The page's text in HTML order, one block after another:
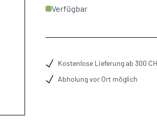
Verfügbar
Kostenlose Lieferung ab 300
Abholung vor Ort möglich